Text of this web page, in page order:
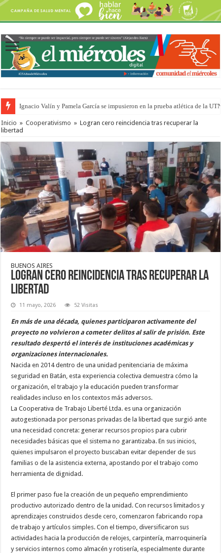
Ignacio Valín y Pamela García se impusieron en la prueba atlética de la
Inicio » Cooperativismo » Logran cero reincidencia tras recuperar la
libertad
BUENOS AIRES
Logran cero reincidencia tras recuperar la
libertad
11 mayo, 2026 52 Visitas
En más de una década, quienes participaron activamente del
proyecto no volvieron a cometer delitos al salir de prisión. Este
resultado despertó el interés de instituciones académicas y
organizaciones internacionales.
Nacida en 2014 dentro de una unidad penitenciaria de máxima
seguridad en Batán, esta experiencia colectiva demuestra cómo la
organización, el trabajo y la educación pueden transformar
realidades incluso en los contextos más adversos.
La Cooperativa de Trabajo Liberté Ltda. es una organización
autogestionada por personas privadas de la libertad que surgió ante
una necesidad concreta: generar recursos propios para cubrir
necesidades básicas que el sistema no garantizaba. En sus inicios,
quienes impulsaron el proyecto buscaban evitar depender de sus
familias o de la asistencia externa, apostando por el trabajo como
herramienta de dignidad.
El primer paso fue la creación de un pequeño emprendimiento
productivo autorizado dentro de la unidad. Con recursos limitados y
aprendizajes construidos desde cero, comenzaron fabricando ropa
de trabajo y artículos simples. Con el tiempo, diversificaron sus
actividades hacia la producción de relojes, carpintería, marroquinería
y servicios internos como almacén y rotisería, especialmente durante